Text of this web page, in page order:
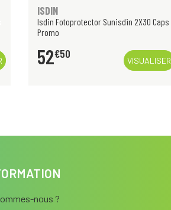
ISDIN
Isdin Fotoprotector Sunisdin 2X30 Caps
Promo
52€50
VISUALISER
nous ?